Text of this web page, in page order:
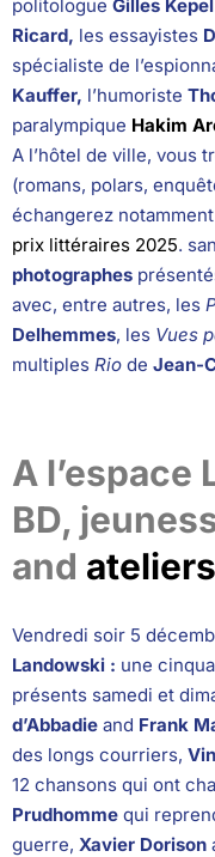
politologue Gilles Kepel
Ricard, les essayistes
spécialiste de
Kauffer, l’humoriste
paralympique Hakim
A l’hôtel de ville, vous
(romans, polars,
échangerez
prix littéraires 2025.
photographes
avec, entre autres, les
Delhemmes, les Vues
multiples Rio de Jean-
A l’espace
BD,
and ateliers
Vendredi soir 5
Landowski : une
présents samedi et
d’Abbadie and Frank
des longs courriers,
12 chansons qui ont
Prudhomme qui
guerre, Xavier Dorison